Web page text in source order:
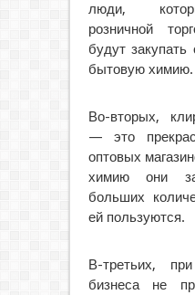
люди,
розничной
будут
бытовую химию.
Во-вторых,
— это
оптовых
химию они
больших
ей пользуются.
В-третьих,
бизнеса не